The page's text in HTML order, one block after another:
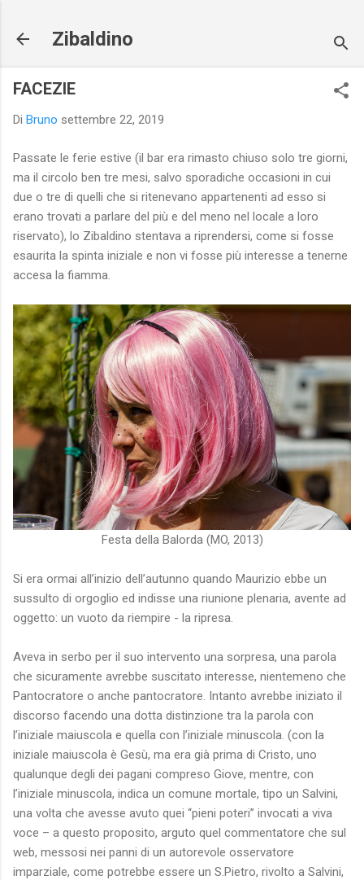
Zibaldino
FACEZIE
Di Bruno settembre 22, 2019
Passate le ferie estive (il bar era rimasto chiuso solo tre giorni,
ma il circolo ben tre mesi, salvo sporadiche occasioni in cui
due o tre di quelli che si ritenevano appartenenti ad esso si
erano trovati a parlare del più e del meno nel locale a loro
riservato), lo Zibaldino stentava a riprendersi, come si fosse
esaurita la spinta iniziale e non vi fosse più interesse a tenerne
accesa la fiamma.
Festa della Balorda (MO, 2013)
Si era ormai all’inizio dell’autunno quando Maurizio ebbe un
sussulto di orgoglio ed indisse una riunione plenaria, avente ad
oggetto: un vuoto da riempire - la ripresa.
Aveva in serbo per il suo intervento una sorpresa, una parola
che sicuramente avrebbe suscitato interesse, nientemeno che
Pantocratore o anche pantocratore. Intanto avrebbe iniziato il
discorso facendo una dotta distinzione tra la parola con
l’iniziale maiuscola e quella con l’iniziale minuscola. (con la
iniziale maiuscola è Gesù, ma era già prima di Cristo, uno
qualunque degli dei pagani compreso Giove, mentre, con
l’iniziale minuscola, indica un comune mortale, tipo un Salvini,
una volta che avesse avuto quei “pieni poteri” invocati a viva
voce – a questo proposito, arguto quel commentatore che sul
web, messosi nei panni di un autorevole osservatore
imparziale, come potrebbe essere un S.Pietro, rivolto a Salvini,